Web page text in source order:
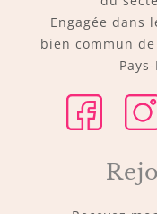
Engagée dans
bien commun